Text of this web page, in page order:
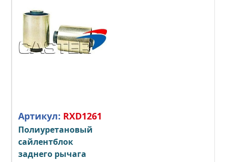
Артикул: RXD1261
Полиуретановый
сайлентблок
заднего рычага